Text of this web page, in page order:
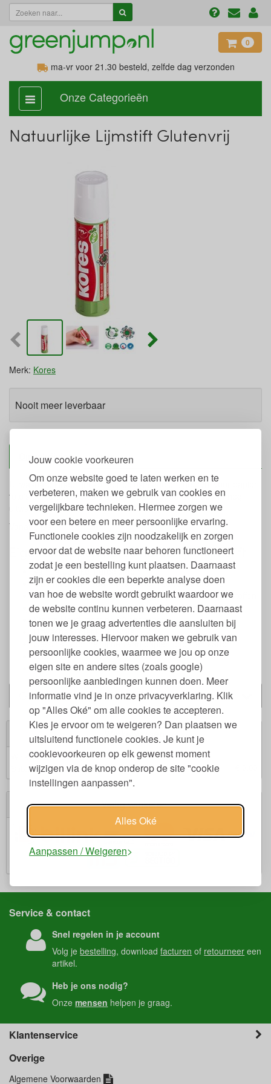
Jouw cookie voorkeuren
Om onze website goed te laten werken en te
verbeteren, maken we gebruik van cookies en
vergelijkbare technieken. Hiermee zorgen we
voor een betere en meer persoonlijke ervaring.
Functionele cookies zijn noodzakelijk en zorgen
ervoor dat de website naar behoren functioneert
zodat je een bestelling kunt plaatsen. Daarnaast
zijn er cookies die een beperkte analyse doen
van hoe de website wordt gebruikt waardoor we
de website continu kunnen verbeteren. Daarnaast
tonen we je graag advertenties die aansluiten bij
jouw interesses. Hiervoor maken we gebruik van
persoonlijke cookies, waarmee we jou op onze
eigen site en andere sites (zoals google)
persoonlijke aanbiedingen kunnen doen. Meer
informatie vind je in onze privacyverklaring. Klik
op "Alles Oké" om alle cookies te accepteren.
Kies je ervoor om te weigeren? Dan plaatsen we
uitsluitend functionele cookies. Je kunt je
cookievoorkeuren op elk gewenst moment
wijzigen via de knop onderop de site "cookie
instellingen aanpassen".
Alles Oké
Aanpassen / Weigeren
0
ma-vr voor 21.30 besteld, zelfde dag verzonden
categorie
aan,
Onze Categorieën
Natuurlijke Lijmstift Glutenvrij
Merk: Kores
Nooit meer leverbaar
Omschrijving Kores
Uitwasbare kinderlijm zonder oplosmiddelen, geurvrij voor papier,
foto's en karton. Ook als de lijm opgedroogd is, is de lijm nog
uitwasbaar.
Vanaf 3 jaar.
Eigenschappen Kores natuurlijke lijmstift
Van natuurlijke ingrediënten
Materialen zijn voor 70% uit hernieuwbare bronnen
Zonder oplosmiddel en zuurvrij, vrij van schadelijke stoffen
Verpakking is voor 85% van gerecycled materiaal
Sterke kleefkracht na 60 seconden
Uitwasbaar met koud water
Geschikt voor het lijmen van papier, foto's en karton
Glutenvrij
Geschikt voor kinderen vanaf 3 jaar
Gerelateerde producten
Winkelwagen
Winkelwagen is leeg.
Subtotaal:
Veilig winkelen
Service & contact
Snel regelen in je account
Volg jebestelling, downloadfacturen of retourneer een
artikel.
Heb je ons nodig?
Onzemensen helpen je graag.
Klantenservice
Overige
Algemene Voorwaarden